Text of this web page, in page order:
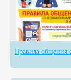
Правила общения